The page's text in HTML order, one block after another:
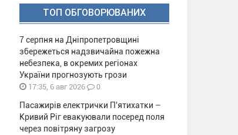
ТОП ОБГОВОРЮВАНИХ
7 серпня на Дніпропетровщині
збережеться надзвичайна пожежна
небезпека, в окремих регіонах
України прогнозують грози
17:35, 6 авг 2026 0
Пасажирів електрички П'ятихатки –
Кривий Ріг евакуювали посеред поля
через повітряну загрозу